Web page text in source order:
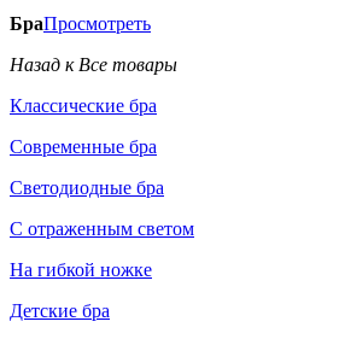
БраПросмотреть
Назад к Все товары
Классические бра
Современные бра
Светодиодные бра
С отраженным светом
На гибкой ножке
Детские бра